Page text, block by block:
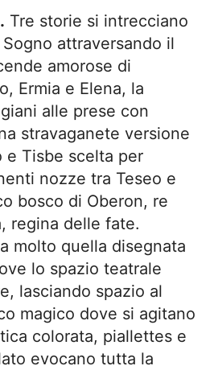
Tre storie si intrecciano
attraversando il
amorose di
Ermia e Elena, la
alle prese con
stravaganete versione
e Tisbe scelta per
nozze tra Teseo e
bosco di Oberon, re
regina delle fate.
molto quella disegnata
lo spazio teatrale
lasciando spazio al
magico dove si agitano
colorata, piallettes e
evocano tutta la